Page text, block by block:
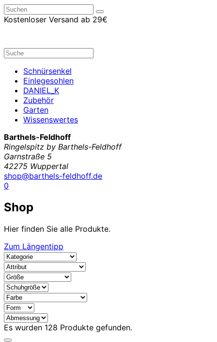
Kostenloser Versand ab 29€
Schnürsenkel
Einlegesohlen
DANIEL_K
Zubehör
Garten
Wissenswertes
Barthels-Feldhoff
Ringelspitz by Barthels-Feldhoff
Garnstraße 5
42275 Wuppertal
shop@barthels-feldhoff.de
0
Shop
Hier finden Sie alle Produkte.
Zum Längentipp
Es wurden 128 Produkte gefunden.